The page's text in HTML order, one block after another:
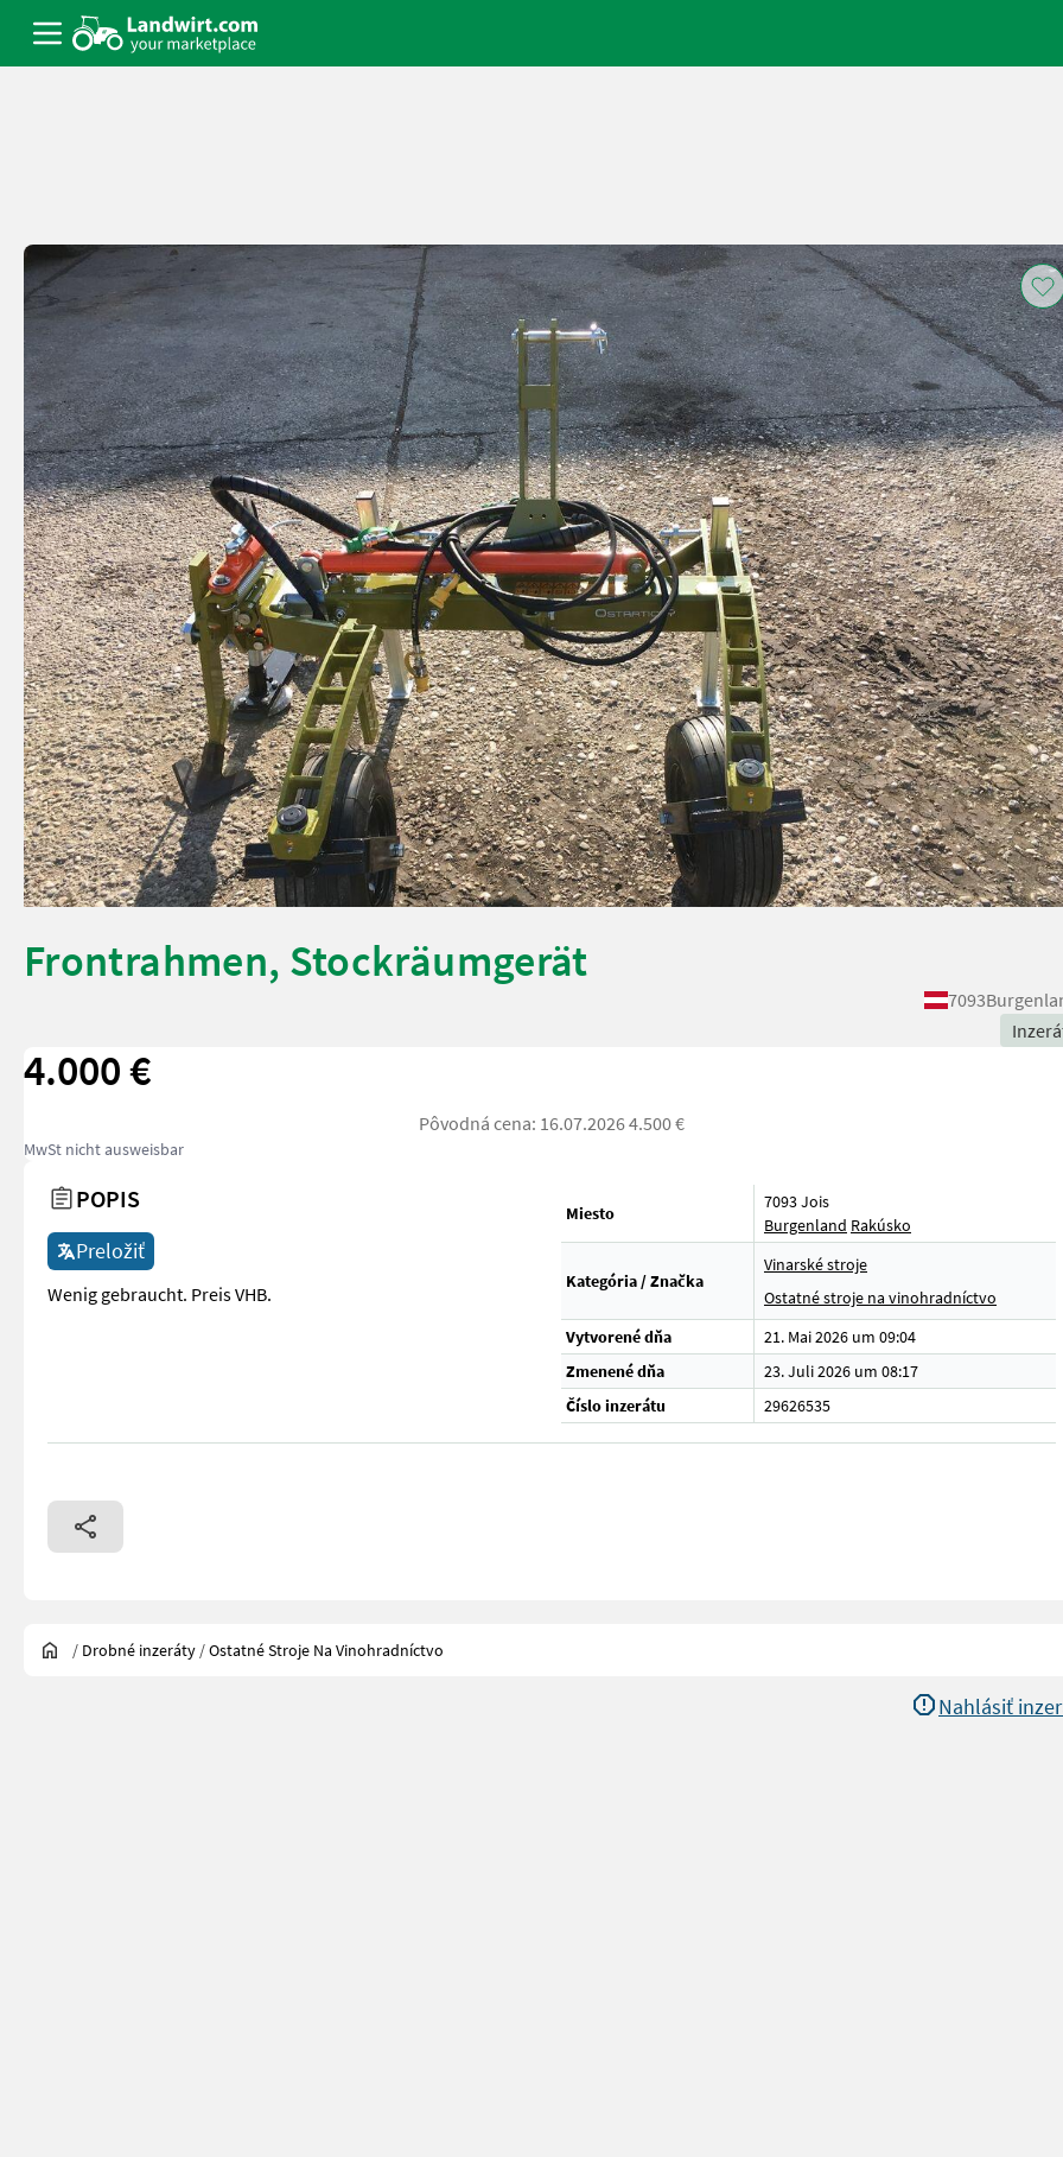
Frontrahmen, Stockräumgerät
7093
4.000 €
Pôvodná cena: 16.07.2026 4.500 €
MwSt nicht ausweisbar
POPIS
Preložiť
Wenig gebraucht. Preis VHB.
Miesto
7093 Jois
Burgenland Rakúsko
Kategória / Značka
Vinarské stroje
Ostatné stroje na vinohradníctvo
Vytvorené dňa
21. Mai 2026 um 09:04
Zmenené dňa
23. Juli 2026 um 08:17
Číslo inzerátu
29626535
/ Drobné inzeráty /Ostatné Stroje Na Vinohradníctvo
Nahlásiť